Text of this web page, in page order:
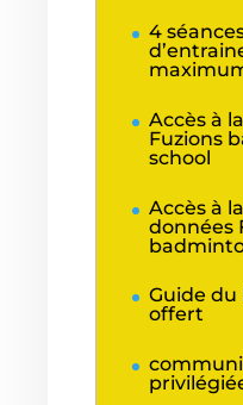
4
Accès à
Fuzions
school
Accès à
données
Guide
offert